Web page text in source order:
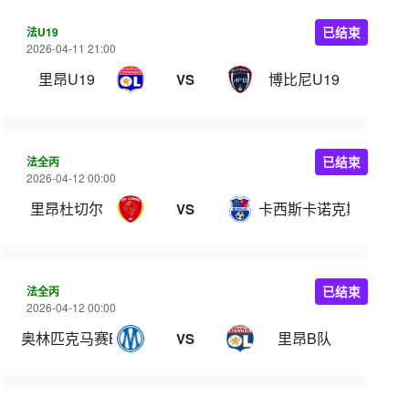
法U19
2026-04-11 21:00
里昂U19 VS 博比尼U19
已结束
法全丙
2026-04-12 00:00
里昂杜切尔 VS 卡西斯卡诺克斯
已结束
法全丙
2026-04-12 00:00
奥林匹克马赛B队 VS 里昂B队
已结束